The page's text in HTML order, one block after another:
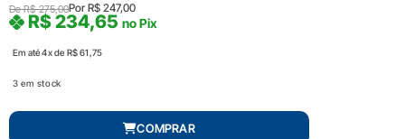
DeR$275,00Por R$ 247,00
Em até 4x de R$61,75
R$234,65 no Pix
3 em stock
COMPRAR